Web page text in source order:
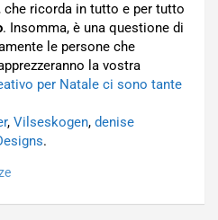
che ricorda in tutto e per tutto
. Insomma, è una questione di
le persone che
la vostra
per Natale ci sono tante
, Vilseskogen, denise
.